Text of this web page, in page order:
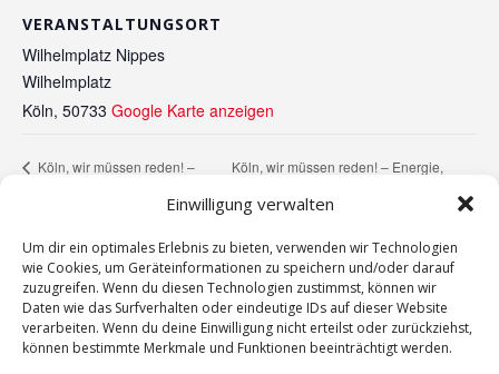
Einwilligung verwalten
Um dir ein optimales Erlebnis zu bieten, verwenden wir Technologien
wie Cookies, um Geräteinformationen zu speichern und/oder darauf
zuzugreifen. Wenn du diesen Technologien zustimmst, können wir
Daten wie das Surfverhalten oder eindeutige IDs auf dieser Website
verarbeiten. Wenn du deine Einwilligung nicht erteilst oder zurückziehst,
können bestimmte Merkmale und Funktionen beeinträchtigt werden.
VERANSTALTUNGSORT
Wilhelmplatz Nippes
Wilhelmplatz
Köln, 50733 Google Karte anzeigen
Köln, wir müssen reden! –
Köln, wir müssen reden! – Energie,
Unternehmen